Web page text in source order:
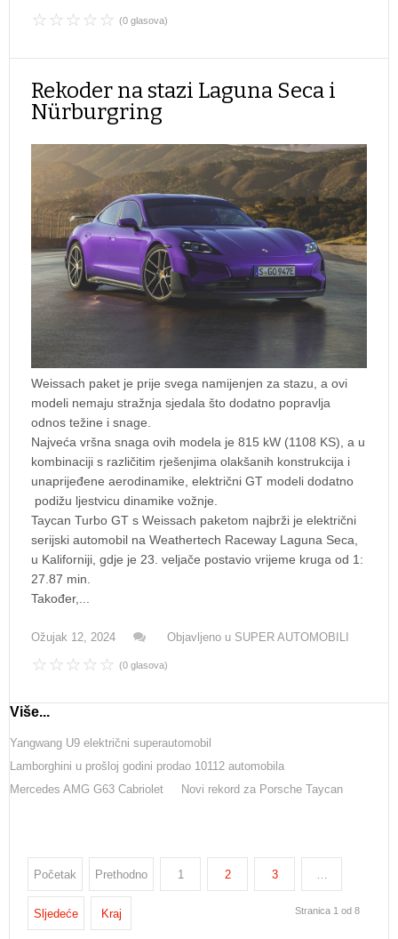
(0 glasova)
Rekoder na stazi Laguna Seca i
Nürburgring
Weissach paket je prije svega namijenjen za stazu, a ovi
modeli nemaju stražnja sjedala što dodatno popravlja
odnos težine i snage.
Najveća vršna snaga ovih modela je 815 kW (1108 KS), a u
kombinaciji s različitim rješenjima olakšanih konstrukcija i
unaprijeđene aerodinamike, električni GT modeli dodatno
podižu ljestvicu dinamike vožnje.
Taycan Turbo GT s Weissach paketom najbrži je električni
serijski automobil na Weathertech Raceway Laguna Seca,
u Kaliforniji, gdje je 23. veljače postavio vrijeme kruga od 1:
27.87 min.
Također,...
Ožujak 12, 2024 Objavljeno u SUPER AUTOMOBILI
(0 glasova)
Više...
Yangwang U9 električni superautomobil
Lamborghini u prošloj godini prodao 10112 automobila
Mercedes AMG G63 Cabriolet
Novi rekord za Porsche Taycan
Početak Prethodno 1 2 3 …
Sljedeće Kraj Stranica 1 od 8